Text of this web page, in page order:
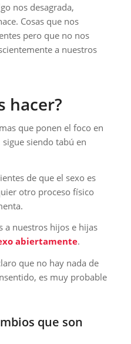
nos desagrada,
Cosas que nos
pero que no nos
a nuestros
hacer?
que ponen el foco en
siendo tabú en
de que el sexo es
otro proceso físico
a nuestros hijos e hijas
abiertamente.
que no hay nada de
es muy probable
que son